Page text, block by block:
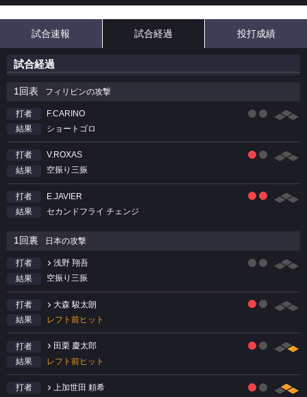
試合速報 試合経過 投打成績
試合経過
1回表 フィリピンの攻撃
打者
F.CARINO
結果
ショートゴロ
打者
V.ROXAS
結果
空振り三振
打者
E.JAVIER
結果
セカンドフライ チェンジ
1回裏 日本の攻撃
打者
浅野 翔吾
結果
空振り三振
打者
大森 駿太朗
結果
レフト前ヒット
打者
田栗 慶太郎
結果
レフト前ヒット
打者
上加世田 頼希